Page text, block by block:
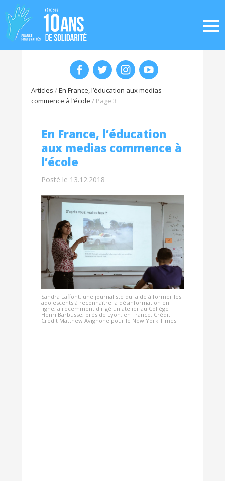
Articles /En France, l’éducation aux medias
commence à l’école / Page 3
En France, l’éducation
aux medias commence à
l’école
Posté le 13.12.2018
Sandra Laffont, une journaliste qui aide à former les
adolescents à reconnaître la désinformation en
ligne, a récemment dirigé un atelier au Collège
Henri Barbusse, près de Lyon, en France. Crédit
Crédit Matthew Avignone pour le New York Times